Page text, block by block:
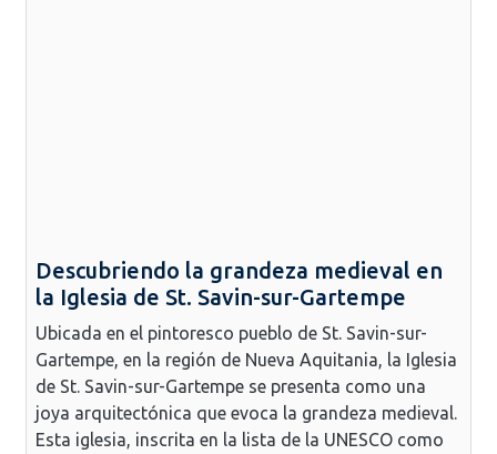
Descubriendo la grandeza medieval en
la Iglesia de St. Savin-sur-Gartempe
Ubicada en el pintoresco pueblo de St. Savin-sur-
Gartempe, en la región de Nueva Aquitania, la Iglesia
de St. Savin-sur-Gartempe se presenta como una
joya arquitectónica que evoca la grandeza medieval.
Esta iglesia, inscrita en la lista de la UNESCO como